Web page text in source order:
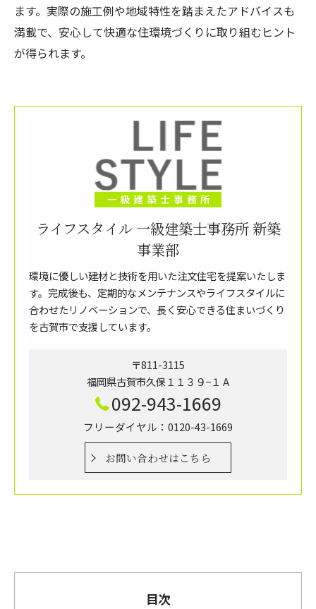
ます。実際の施工例や地域特性を踏まえたアドバイスも
満載で、安心して快適な住環境づくりに取り組むヒント
が得られます。
ライフスタイル 一級建築士事務所 新築
事業部
環境に優しい建材と技術を用いた注文住宅を提案いたしま
す。完成後も、定期的なメンテナンスやライフスタイルに
合わせたリノベーションで、長く安心できる住まいづくり
を古賀市で支援しています。
〒811-3115
福岡県古賀市久保１１３９−１ A
092-943-1669
フリーダイヤル：0120-43-1669
お問い合わせはこちら
目次